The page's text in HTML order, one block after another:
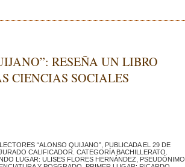
RESEÑA UN LIBRO
CIENCIAS SOCIALES
“ALONSO QUIJANO”, PUBLICADA EL 29 DE
CALIFICADOR. CATEGORÍA BACHILLERATO.
LUGAR: ULISES FLORES HERNÁNDEZ, PSEUDÓNIMO